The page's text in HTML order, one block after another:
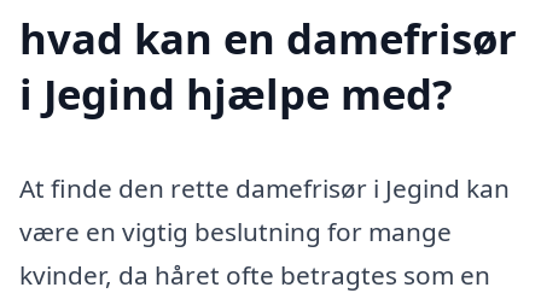
hvad kan en damefrisør
i Jegind hjælpe med?
At finde den rette damefrisør i Jegind kan
være en vigtig beslutning for mange
kvinder, da håret ofte betragtes som en